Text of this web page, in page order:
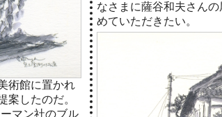
術館に置かれ
案したのだ。
マン社のブル
なさまに薩谷和夫さん
めていただきたい。